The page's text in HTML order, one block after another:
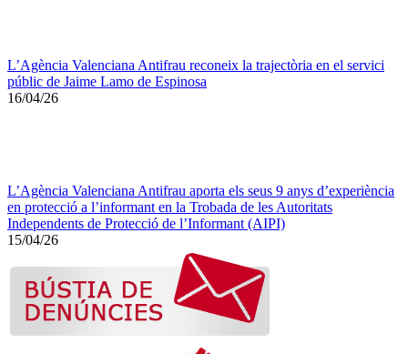
L’Agència Valenciana Antifrau reconeix la trajectòria en el servici
públic de Jaime Lamo de Espinosa
16/04/26
L’Agència Valenciana Antifrau aporta els seus 9 anys d’experiència
en protecció a l’informant en la Trobada de les Autoritats
Independents de Protecció de l’Informant (AIPI)
15/04/26